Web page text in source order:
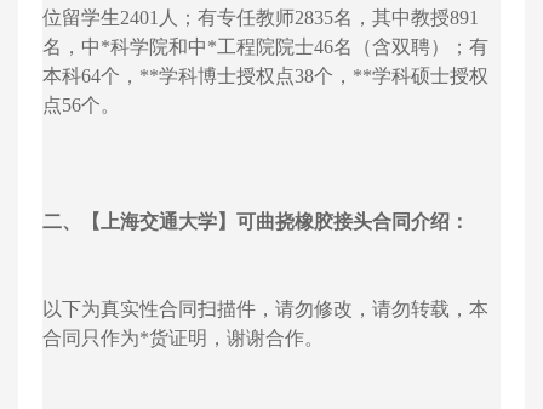
位留学生2401人；有专任教师2835名，其中教授891
名，中*科学院和中*工程院院士46名（含双聘）；有
本科64个，**学科博士授权点38个，**学科硕士授权
点56个。
二、【上海交通大学】可曲挠橡胶接头合同介绍：
以下为真实性合同扫描件，请勿修改，请勿转载，本
合同只作为*货证明，谢谢合作。